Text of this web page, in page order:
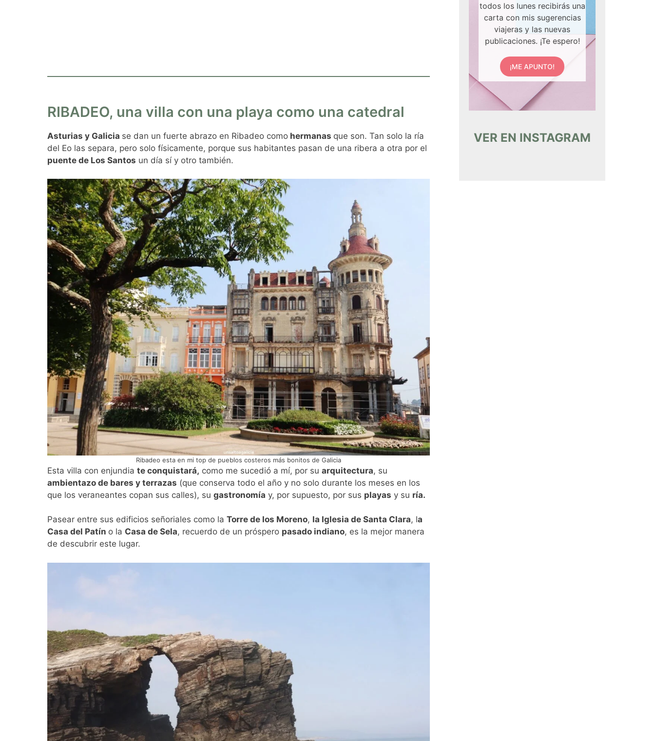
RIBADEO, una villa con una playa como una catedral
Asturias y Galicia se dan un fuerte abrazo en Ribadeo como hermanas que son. Tan solo la ría
del Eo las separa, pero solo físicamente, porque sus habitantes pasan de una ribera a otra por el
puente de Los Santos un día sí y otro también.
Ribadeo esta en mi top de pueblos costeros más bonitos de Galicia
Esta villa con enjundia te conquistará, como me sucedió a mí, por su arquitectura, su
ambientazo de bares y terrazas (que conserva todo el año y no solo durante los meses en los
que los veraneantes copan sus calles), su gastronomía y, por supuesto, por sus playas y su ría.
Pasear entre sus edificios señoriales como la Torre de los Moreno, la Iglesia de Santa Clara, la
Casa del Patín o la Casa de Sela, recuerdo de un próspero pasado indiano, es la mejor manera
de descubrir este lugar.
todos los lunes recibirás una
carta con mis sugerencias
viajeras y las nuevas
publicaciones. ¡Te espero!
¡ME APUNTO!
VER EN INSTAGRAM